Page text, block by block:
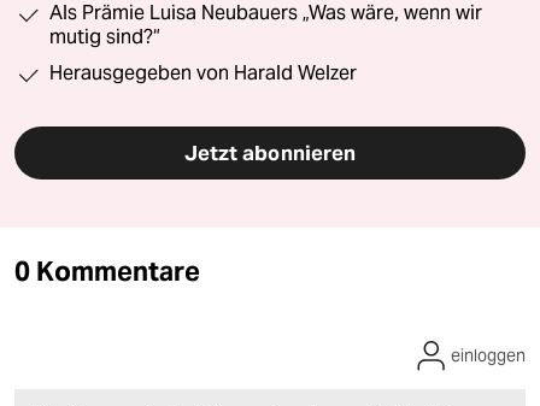
Als Prämie Luisa Neubauers „Was wäre, wenn wir
mutig sind?“
Herausgegeben von Harald Welzer
Jetzt abonnieren
0 Kommentare
einloggen